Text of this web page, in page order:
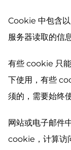
Cookie 中包含
服务器读取的信息
有些 cookie 只
下使用，有些
须的，需要始终使
网站或电子邮件
cookie，计算访